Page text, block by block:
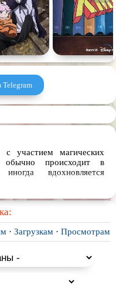
Telegram
с участием магических
обычно происходит в
вдохновляется
· Загрузкам · Просмотрам